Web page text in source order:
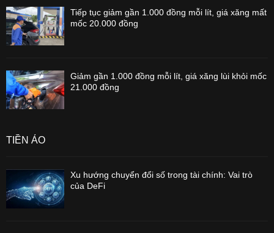
Tiếp tục giảm gần 1.000 đồng mỗi lít, giá xăng mất
mốc 20.000 đồng
Giảm gần 1.000 đồng mỗi lít, giá xăng lùi khỏi mốc
21.000 đồng
TIỀN ẢO
Xu hướng chuyển đổi số trong tài chính: Vai trò
của DeFi